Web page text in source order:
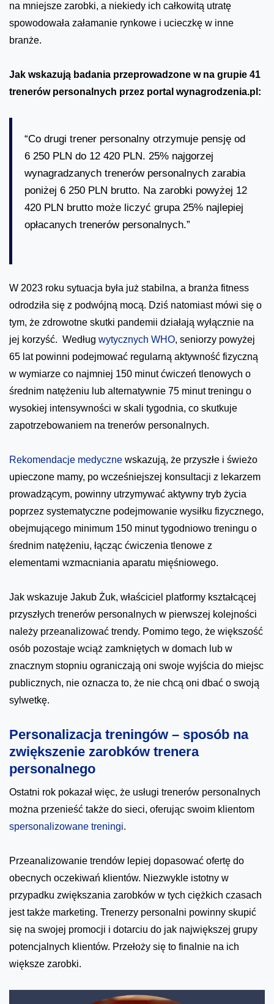
na mniejsze zarobki, a niekiedy ich całkowitą utratę
spowodowała załamanie rynkowe i ucieczkę w inne
branże.
Jak wskazują badania przeprowadzone w na grupie 41
trenerów personalnych przez portal wynagrodzenia.pl:
“Co drugi trener personalny otrzymuje pensję od
6 250 PLN do 12 420 PLN. 25% najgorzej
wynagradzanych trenerów personalnych zarabia
poniżej 6 250 PLN brutto. Na zarobki powyżej 12
420 PLN brutto może liczyć grupa 25% najlepiej
opłacanych trenerów personalnych.”
W 2023 roku sytuacja była już stabilna, a branża fitness
odrodziła się z podwójną mocą. Dziś natomiast mówi się o
tym, że zdrowotne skutki pandemii działają wyłącznie na
jej korzyść. Według wytycznych WHO, seniorzy powyżej
65 lat powinni podejmować regularną aktywność fizyczną
w wymiarze co najmniej 150 minut ćwiczeń tlenowych o
średnim natężeniu lub alternatywnie 75 minut treningu o
wysokiej intensywności w skali tygodnia, co skutkuje
zapotrzebowaniem na trenerów personalnych.
Rekomendacje medyczne wskazują, że przyszłe i świeżo
upieczone mamy, po wcześniejszej konsultacji z lekarzem
prowadzącym, powinny utrzymywać aktywny tryb życia
poprzez systematyczne podejmowanie wysiłku fizycznego,
obejmującego minimum 150 minut tygodniowo treningu o
średnim natężeniu, łącząc ćwiczenia tlenowe z
elementami wzmacniania aparatu mięśniowego.
Jak wskazuje Jakub Żuk, właściciel platformy kształcącej
przyszłych trenerów personalnych w pierwszej kolejności
należy przeanalizować trendy. Pomimo tego, że większość
osób pozostaje wciąż zamkniętych w domach lub w
znacznym stopniu ograniczają oni swoje wyjścia do miejsc
publicznych, nie oznacza to, że nie chcą oni dbać o swoją
sylwetkę.
Personalizacja treningów – sposób na
zwiększenie zarobków trenera
personalnego
Ostatni rok pokazał więc, że usługi trenerów personalnych
można przenieść także do sieci, oferując swoim klientom
spersonalizowane treningi.
Przeanalizowanie trendów lepiej dopasować ofertę do
obecnych oczekiwań klientów. Niezwykle istotny w
przypadku zwiększania zarobków w tych ciężkich czasach
jest także marketing. Trenerzy personalni powinny skupić
się na swojej promocji i dotarciu do jak największej grupy
potencjalnych klientów. Przełoży się to finalnie na ich
większe zarobki.